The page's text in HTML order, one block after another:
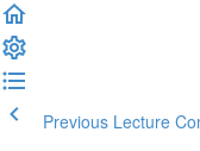
Previous Lecture